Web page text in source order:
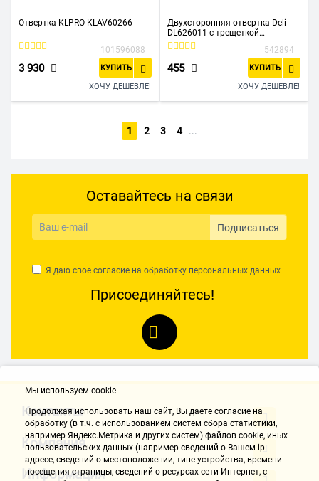
Отвертка KLPRO KLAV60266
101596088
3 930 КУПИТЬ
ХОЧУ ДЕШЕВЛЕ!
Двухсторонняя отвертка Deli
DL626011 с трещеткой
PH2+SL6x180мм 6/PH2x180мм,
материал биты: Cr-V ,бщая
длина: 180-230мм, диаметр
хвостовика: 6,3мм
542894
455 КУПИТЬ
ХОЧУ ДЕШЕВЛЕ!
1 2 3 4 ...
Оставайтесь на связи
Подписаться
Я даю свое согласие на обработку персональных данных
Присоединяйтесь!
Контакты
Компания
Информация
Мы используем cookie
Продолжая использовать наш cайт, Вы даете согласие на
обработку (в т.ч. с использованием систем сбора статистики,
например Яндекс.Метрика и других систем) файлов cookie, иных
пользовательских данных (например сведений о Вашем ip-
адресе, сведений о местоположении, типе устройства, времени
посещения страницы, сведений о ресурсах сети Интернет, с